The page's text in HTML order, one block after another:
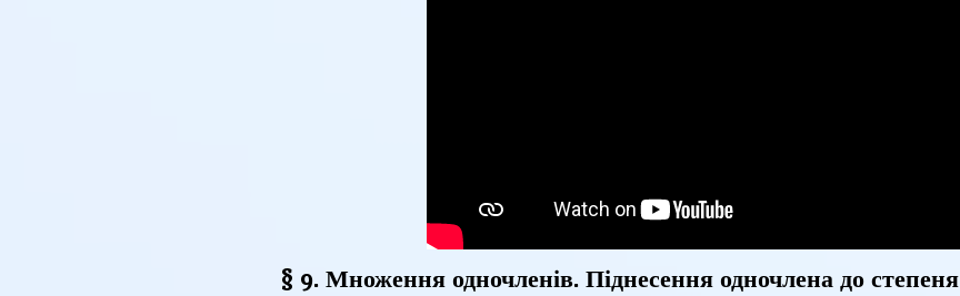
§ 9. Множення одночленів. Піднесення одночлена до степеня